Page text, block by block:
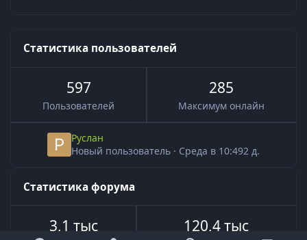
Статистика пользователей
597
Пользователей
285
Максимум онлайн
Руслан
Новый пользователь · Среда в 10:492 д.
Статистика форума
3,1 тыс 120,4 тыс